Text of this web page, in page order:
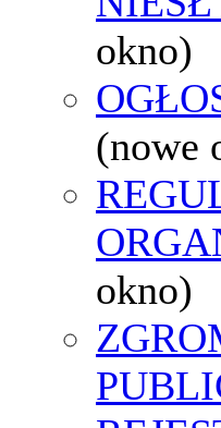
okno)
(nowe
okno)